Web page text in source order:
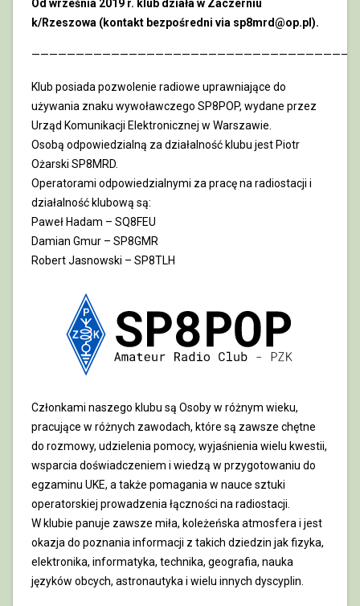
Od września 2019 r. klub działa w Zaczerniu
k/Rzeszowa (kontakt bezpośredni via sp8mrd@op.pl).
Klub posiada pozwolenie radiowe uprawniające do
używania znaku wywoławczego SP8POP, wydane przez
Urząd Komunikacji Elektronicznej w Warszawie.
Osobą odpowiedzialną za działalność klubu jest Piotr
Ożarski SP8MRD.
Operatorami odpowiedzialnymi za pracę na radiostacji i
działalność klubową są:
Paweł Hadam – SQ8FEU
Damian Gmur – SP8GMR
Robert Jasnowski – SP8TLH
Członkami naszego klubu są Osoby w różnym wieku,
pracujące w różnych zawodach, które są zawsze chętne
do rozmowy, udzielenia pomocy, wyjaśnienia wielu kwestii,
wsparcia doświadczeniem i wiedzą w przygotowaniu do
egzaminu UKE, a także pomagania w nauce sztuki
operatorskiej prowadzenia łączności na radiostacji.
W klubie panuje zawsze miła, koleżeńska atmosfera i jest
okazja do poznania informacji z takich dziedzin jak fizyka,
elektronika, informatyka, technika, geografia, nauka
języków obcych, astronautyka i wielu innych dyscyplin.